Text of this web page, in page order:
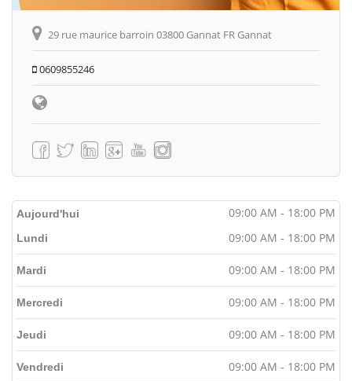
29 rue maurice barroin 03800 Gannat FR Gannat
0609855246
Aujourd'hui 09:00 AM - 18:00 PM
Lundi 09:00 AM - 18:00 PM
Mardi 09:00 AM - 18:00 PM
Mercredi 09:00 AM - 18:00 PM
Jeudi 09:00 AM - 18:00 PM
Vendredi 09:00 AM - 18:00 PM